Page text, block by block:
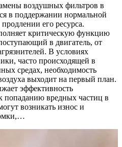
воздушных фильтров в
в поддержании нормальной
его ресурса.
критическую функцию
в двигатель, от
В условиях
часто происходящей в
средах, необходимость
выходит на первый план.
эффективность
попаданию вредных частиц в
возникать износ и